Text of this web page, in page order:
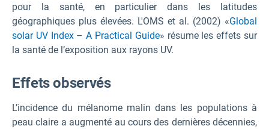
pour la santé, en particulier dans les latitudes
géographiques plus élevées. L'OMS et al. (2002) «Global
solar UV Index – A Practical Guide» résume les effets sur
la santé de l’exposition aux rayons UV.
Effets observés
L’incidence du mélanome malin dans les populations à
peau claire a augmenté au cours des dernières décennies,